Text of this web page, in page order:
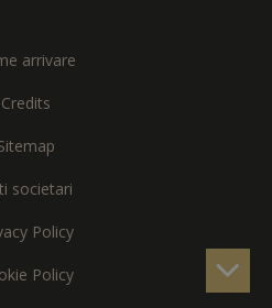
arrivare
Credits
societari
Policy
Policy